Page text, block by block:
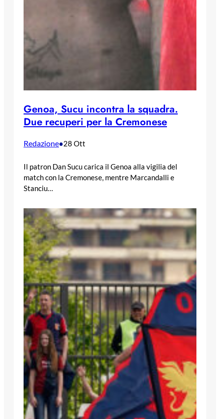
Genoa, Sucu incontra la squadra.
Due recuperi per la Cremonese
Redazione•28 Ott
Il patron Dan Sucu carica il Genoa alla vigilia del
match con la Cremonese, mentre Marcandalli e
Stanciu…